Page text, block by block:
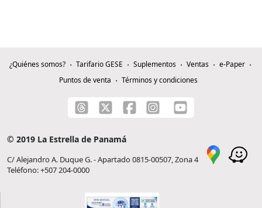
¿Quiénes somos? Tarifario GESE Suplementos Ventas
e-Paper
Puntos de venta
Términos y condiciones
© 2019 La Estrella de Panamá
C/ Alejandro A. Duque G. - Apartado 0815-00507, Zona 4
Teléfono: +507 204-0000